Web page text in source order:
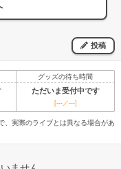
投稿
グッズの待ち時間
ただいま受付中です
[---／---]
実際のライブとは異なる場合があ